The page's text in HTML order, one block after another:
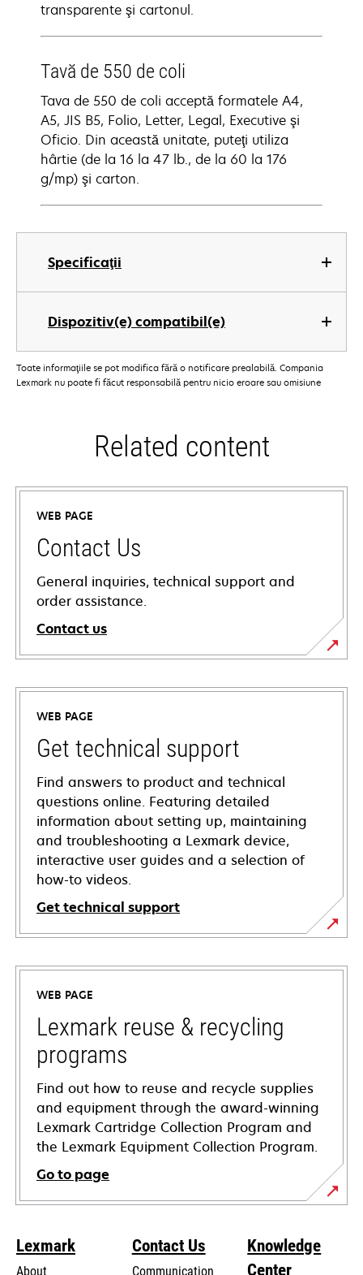
Specificaţii
Dispozitiv(e) compatibil(e)
transparente şi cartonul.
Tavă de 550 de coli
Tava de 550 de coli acceptă formatele A4,
A5, JIS B5, Folio, Letter, Legal, Executive şi
Oficio. Din această unitate, puteţi utiliza
hârtie (de la 16 la 47 lb., de la 60 la 176
g/mp) şi carton.
Toate informaţiile se pot modifica fără o notificare prealabilă. Compania
Lexmark nu poate fi făcut responsabilă pentru nicio eroare sau omisiune
Related content
WEB PAGE
Contact Us
General inquiries, technical support and
order assistance.
Contact us
WEB PAGE
Get technical support
Find answers to product and technical
questions online. Featuring detailed
information about setting up, maintaining
and troubleshooting a Lexmark device,
interactive user guides and a selection of
how-to videos.
Get technical support
opens
in
new
tab
WEB PAGE
Lexmark reuse & recycling
programs
Find out how to reuse and recycle supplies
and equipment through the award-winning
Lexmark Cartridge Collection Program and
the Lexmark Equipment Collection Program.
Go to page
Lexmark
About
Contact Us
Communication
Knowledge
Center